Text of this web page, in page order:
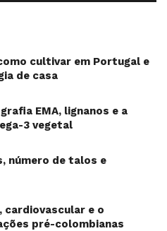
cultivar em Portugal e
de casa
EMA, lignanos e a
3 vegetal
número de talos e
cardiovascular e o
pré-colombianas